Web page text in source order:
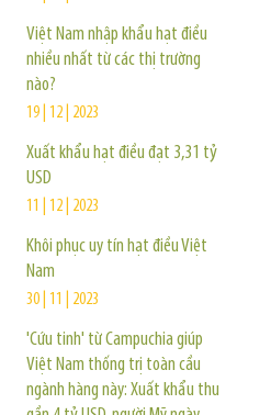
Việt Nam nhập khẩu hạt điều
nhiều nhất từ các thị trường
nào?
19 | 12 | 2023
Xuất khẩu hạt điều đạt 3,31 tỷ
USD
11 | 12 | 2023
Khôi phục uy tín hạt điều Việt
Nam
30 | 11 | 2023
'Cứu tinh' từ Campuchia giúp
Việt Nam thống trị toàn cầu
ngành hàng này: Xuất khẩu thu